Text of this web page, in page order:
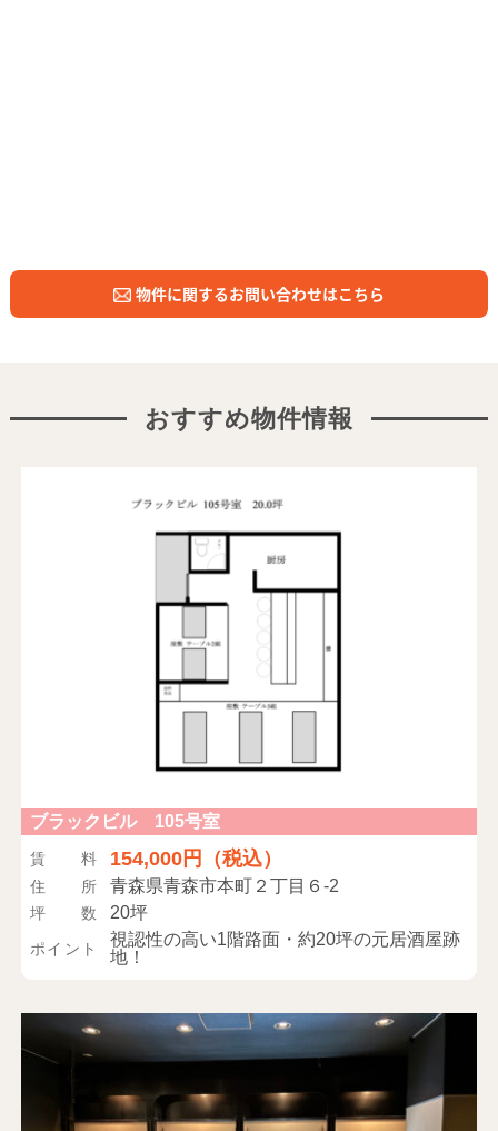
物件に関するお問い合わせはこちら
おすすめ物件情報
ブラックビル 105号室
賃料 154,000円（税込）
住所 青森県青森市本町２丁目６-2
坪数 20坪
ポイント
視認性の高い1階路面・約20坪の元居酒屋跡
地！